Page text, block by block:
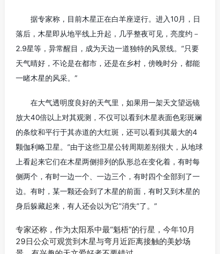
据专家称，目前木星正在白羊座逆行。进入10月，日
落后，木星即从地平线上升起，几乎整夜可见，亮度约－
2.9星等，异常醒目，成为天边一道独特的风景线。“只要
天气晴好，不论是在都市，还是在乡村，傍晚时分，都能
一睹木星的风采。”
在大气透明度良好的天气里，如果用一架天文望远镜
放大40倍以上对其观测，不仅可以看到木星表面色彩斑斓
的条纹和平行于其赤道的大红斑，还可以看到其最大的4
颗伽利略卫星。“由于这些卫星公转周期差别很大，从地球
上看起来它们在木星两侧排列的队形总在变化着，有时每
侧两个，有时一边一个、一边三个，有时四个全部到了一
边。有时，某一颗还会到了木星的前面，有时又到木星的
身后躲藏起来，有人还会以为它”消失”了。”
专家还称，作为太阳系中最“魁梧”的行星，今年10月
29日公众可观赏到木星与弯月近距离接触的美妙场